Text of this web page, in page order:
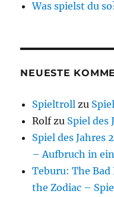
Was spielst du
NEUESTE
Spieltroll zu
Rolfzu Spiel des
Spiel des Jahres
– Aufbruch in
Teburu: The Bad
the Zodiac –